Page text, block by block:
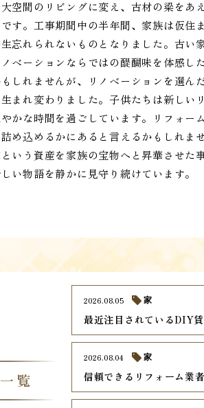
空間のリビングに変え、古材の梁をあ
す。工事期間中の半年間、家族は仮住
忘れられないものとなりました。古い
ベーションならではの醍醐味を体感
しれませんが、リノベーションを選ん
まれ変わりました。子供たちは新し
かな時間を過ごしています。リフォ
め込めるかにあると言えるかもしれま
いう資産を家族の宝物へと昇華させた
い物語を静かに見守り続けています。
覧
最近注目されているDIY
2026.08.05 家
信頼できるリフォーム業
2026.08.04 家